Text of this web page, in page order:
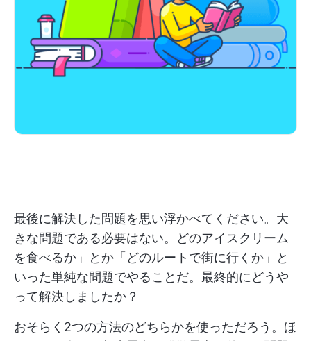
最後に解決した問題を思い浮かべてください。大
きな問題である必要はない。どのアイスクリーム
を食べるか」とか「どのルートで街に行くか」と
いった単純な問題でやることだ。最終的にどうや
って解決しましたか？
おそらく2つの方法のどちらかを使っただろう。ほ